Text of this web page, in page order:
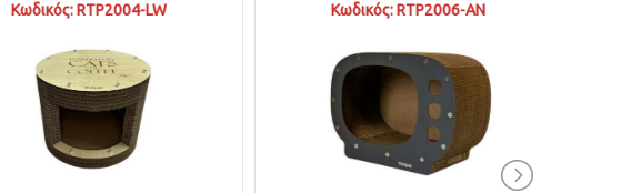
Κωδικός: RTP2004-LW Κωδικός: RTP2006-AN